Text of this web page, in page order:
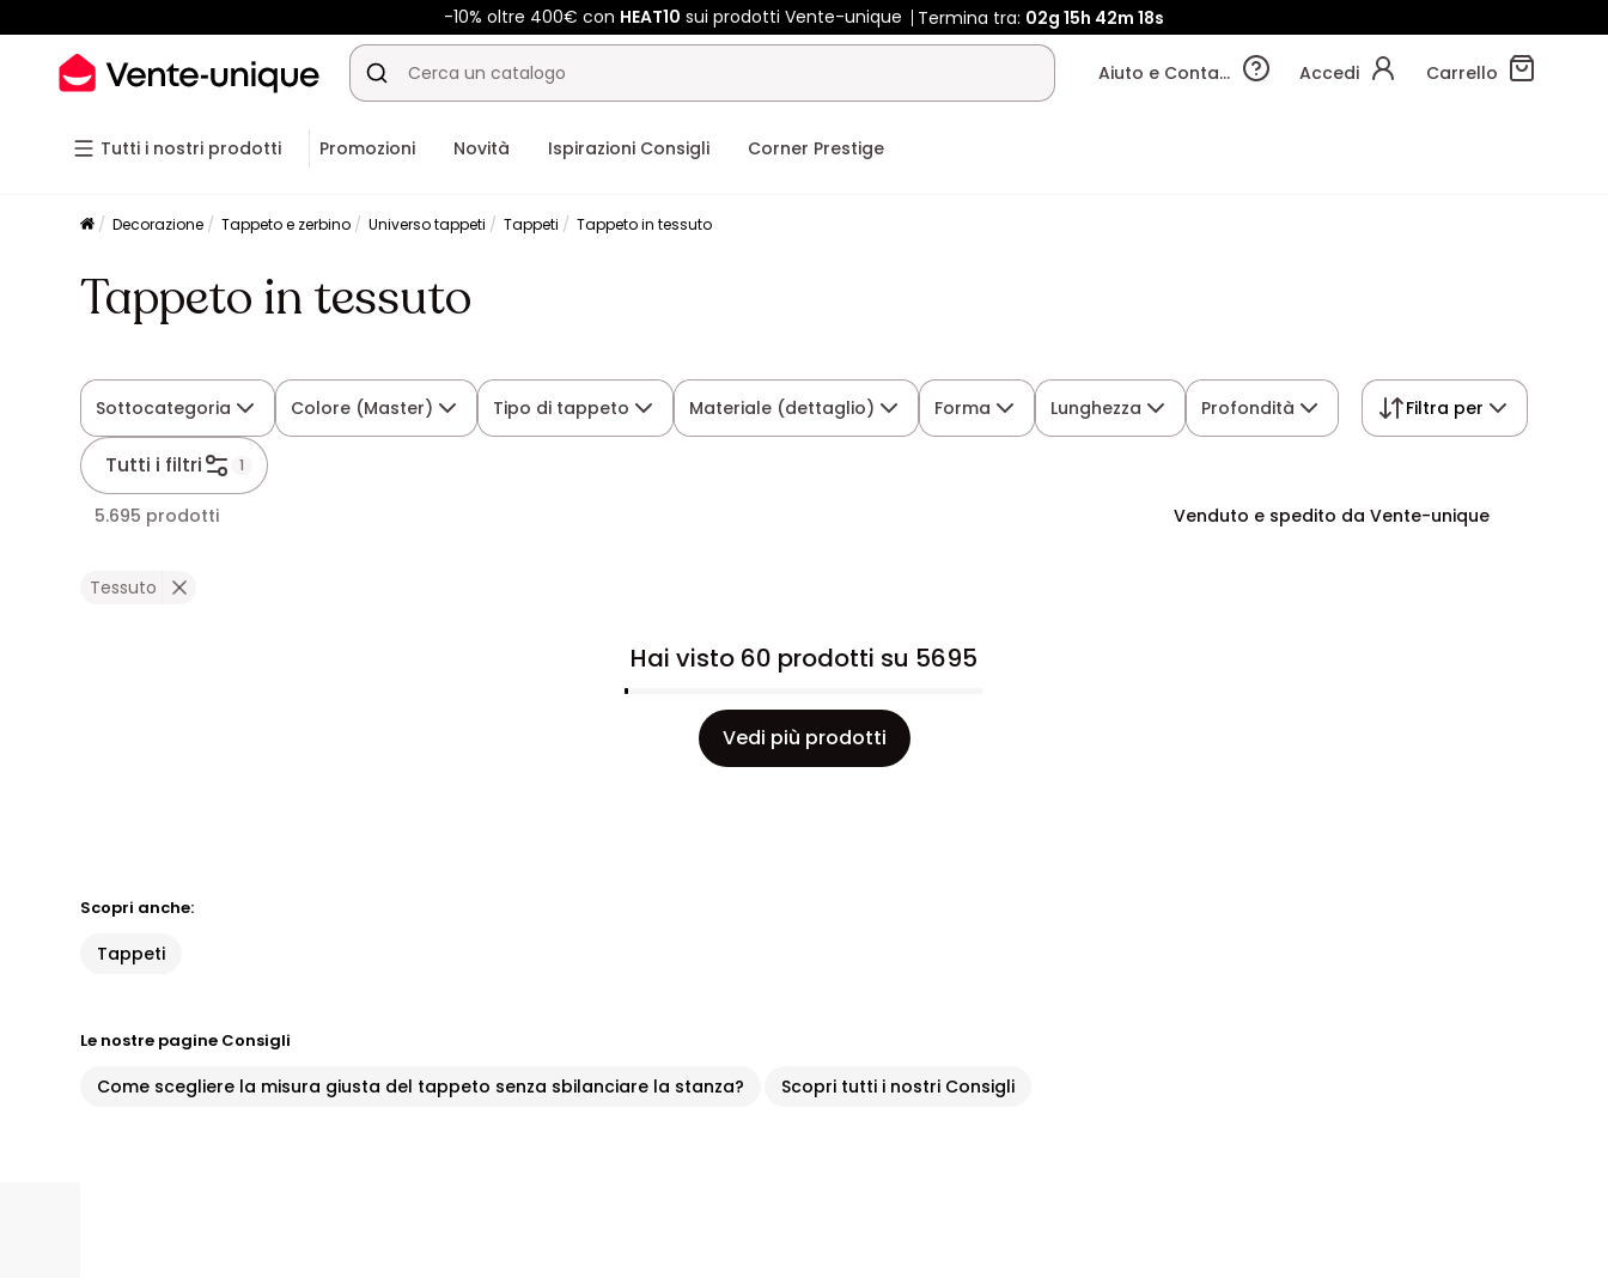
-10% oltre 400€ con HEAT10 sui prodotti Vente-unique Termina tra: 02g 15h 42m 17s
Aiuto e Contatti Accedi Carrello
Tutti i nostri prodotti Promozioni Novità Ispirazioni Consigli Corner Prestige
Decorazione Tappeto e zerbino Universo tappeti Tappeti Tappeto in tessuto
Tappeto in tessuto
Sottocategoria Colore (Master) Tipo di tappeto Materiale (dettaglio) Forma Lunghezza Profondità
Tutti i filtri 1
Filtra per
5.695 prodotti Venduto e spedito da Vente-unique
Tessuto
Hai visto 60 prodotti su 5695
Vedi più prodotti
Scopri anche:
Tappeti
Le nostre pagine Consigli
Come scegliere la misura giusta del tappeto senza sbilanciare la stanza? Scopri tutti i nostri Consigli